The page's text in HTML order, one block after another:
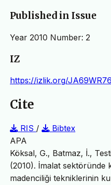
Published in Issue
Year 2010 Number: 2
IZ
https://izlik.org/
Cite
RIS /
Bibtex
APA
Köksal, G., Batmaz, İ.,
(2010). İmalat sektöründe
madenciliği tekniklerinin